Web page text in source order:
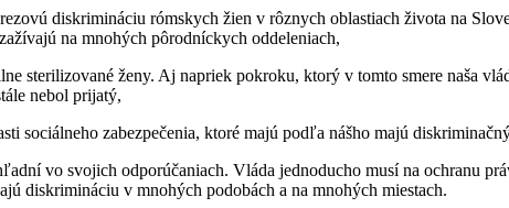
diskrimináciu rómskych žien v rôznych oblastiach života na
na mnohých pôrodníckych oddeleniach,
sterilizované ženy. Aj napriek pokroku, ktorý v tomto smere naša
nebol prijatý,
sociálneho zabezpečenia, ktoré majú podľa nášho majú
vo svojich odporúčaniach. Vláda jednoducho musí na ochranu
diskrimináciu v mnohých podobách a na mnohých miestach.